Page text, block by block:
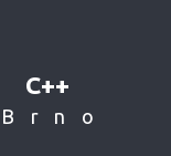
C++
Brno